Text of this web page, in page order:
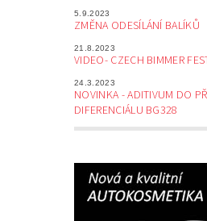
5.9.2023
ZMĚNA ODESÍLÁNÍ BALÍKŮ
21.8.2023
VIDEO- CZECH BIMMER
24.3.2023
NOVINKA - ADITIVUM DO
DIFERENCIÁLU BG328